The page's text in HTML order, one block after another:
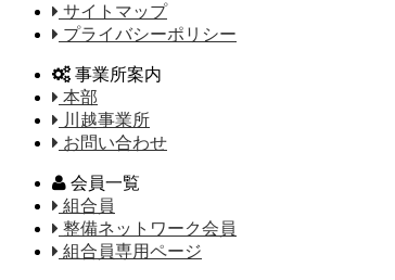
サイトマップ
プライバシーポリシー
事業所案内
本部
川越事業所
お問い合わせ
会員一覧
組合員
整備ネットワーク会員
組合員専用ページ